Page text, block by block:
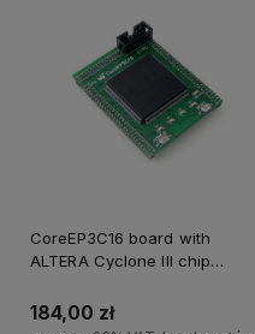
CoreEP3C16 board with
ALTERA Cyclone III chip
184,00 zł